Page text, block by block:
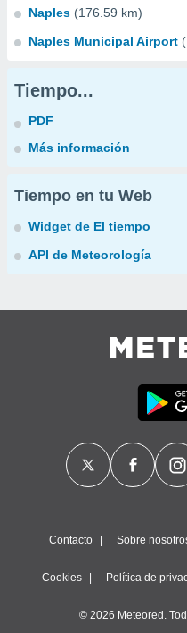
Naples (176.59 km)
Naples Municipal Airport
Tiempo...
PDF
Más información
Tiempo en tu Web
Widget de El tiempo
API de Meteorología
Contacto Sobre
Cookies Política de
© 2026 Meteored.